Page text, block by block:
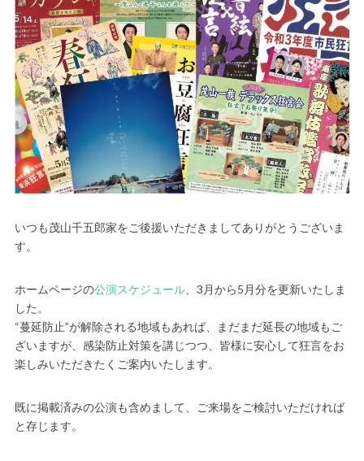
いつも茂山千五郎家をご後援いただきましてありがとうございま
す。
ホームページの公演スケジュール、3月から5月分を更新いたしま
した。
“蔓延防止”が解除される地域もあれば、まだまだ延長の地域もご
ざいますが、感染防止対策を講じつつ、皆様に安心して狂言をお
楽しみいただきたくご案内いたします。
既に掲載済みの公演も含めまして、ご来場をご検討いただければ
と存じます。